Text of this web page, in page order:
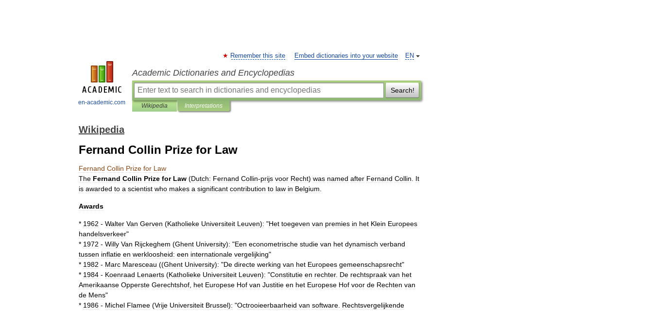
en-academic.com
EN
Remember this site Embed dictionaries into your website
Academic Dictionaries and Encyclopedias
Search!
Wikipedia Interpretations
Wikipedia
Fernand Collin Prize for Law
Fernand Collin Prize for Law
The Fernand Collin Prize for Law (Dutch: Fernand Collin-prijs voor Recht) was named after Fernand Collin
It
is awarded to a scientist who makes a significant contribution to law in Belgium
Awards
* 1962 - Walter Van Gerven (Katholieke Universiteit Leuven): "Het toegeven van premies in het Klein Europees
handelsverkeer"
* 1972 - Willy Van Rijckeghem (Ghent University): "Een econometrische studie van het dynamisch verband
tussen inflatie en werkloosheid: een internationale vergelijking"
* 1982 - Marc Maresceau ((Ghent University): "De directe werking van het Europees gemeenschapsrecht"
* 1984 - Koenraad Lenaerts (Katholieke Universiteit Leuven): "Constitutie en rechter. De rechtspraak van het
Amerikaanse Opperste Gerechtshof het Europese Hof van Justitie en het Europese Hof voor de Rechten van
de Mens"
* 1986 - Michel Flamee (Vrije Universiteit Brussel): "Octrooieerbaarheid van software Rechtsvergelijkende